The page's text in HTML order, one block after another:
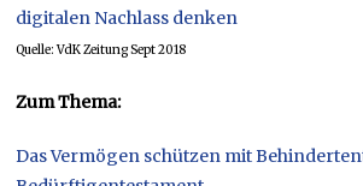
digitalen Nachlass denken
Quelle: VdK Zeitung Sept 2018
Zum Thema:
Das Vermögen schützen mit